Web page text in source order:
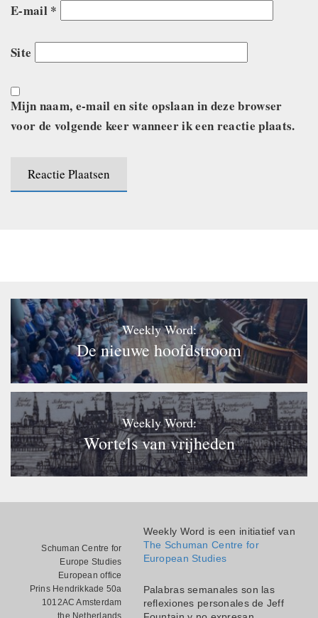
E-mail *
Site
Mijn naam, e-mail en site opslaan in deze browser
voor de volgende keer wanneer ik een reactie plaats.
Weekly Word:
De nieuwe hoofdstroom
Weekly Word:
Wortels van vrijheden
Schuman Centre for
Europe Studies
European office
Prins Hendrikkade 50a
1012AC Amsterdam
the Netherlands
Weekly Word is een initiatief van
The Schuman Centre for
European Studies
Palabras semanales son las
reflexiones personales de Jeff